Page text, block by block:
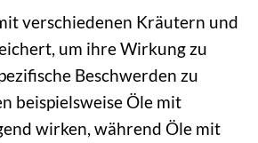
verschiedenen Kräutern und
um ihre Wirkung zu
Beschwerden zu
beispielsweise Öle mit
wirken, während Öle mit